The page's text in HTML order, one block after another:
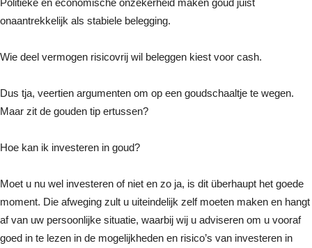
Politieke en economische onzekerheid maken goud juist
onaantrekkelijk als stabiele belegging.
Wie deel vermogen risicovrij wil beleggen kiest voor cash.
Dus tja, veertien argumenten om op een goudschaaltje te wegen.
Maar zit de gouden tip ertussen?
Hoe kan ik investeren in goud?
Moet u nu wel investeren of niet en zo ja, is dit überhaupt het goede
moment. Die afweging zult u uiteindelijk zelf moeten maken en hangt
af van uw persoonlijke situatie, waarbij wij u adviseren om u vooraf
goed in te lezen in de mogelijkheden en risico’s van investeren in